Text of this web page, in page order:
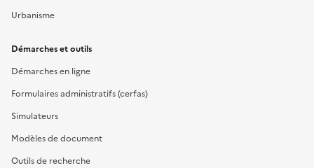
Urbanisme
Démarches et outils
Démarches en ligne
Formulaires administratifs (cerfas)
Simulateurs
Modèles de document
Outils de recherche